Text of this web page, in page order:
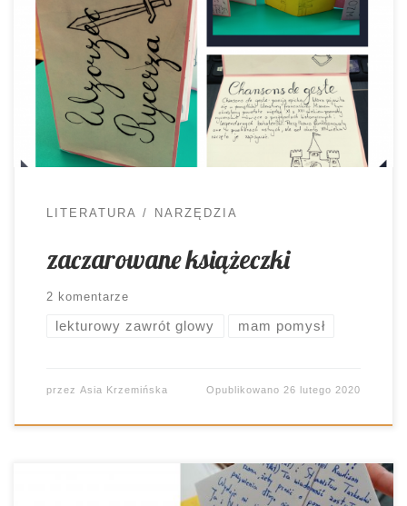
mogące zaskoczyć efektem. #Leporello, bo o
nim mowa, zagościło i na naszych zajęciach. Moi
uczniowie chętnie wykonują lapbooki. Rozumieją
tę formę pracy i potrafią się dzięki niej uczyć.
Pomyślałam więc, że może i harmonijkowe
#leporello zyska ich aprobatę. […]
LITERATURA NARZĘDZIA
zaczarowane książeczki
2 komentarze
lekturowy zawrót glowy mam pomysł
przez Asia Krzemińska Opublikowano 26 lutego 2020
Najbardziej wartościowe zajęcia to takie, które